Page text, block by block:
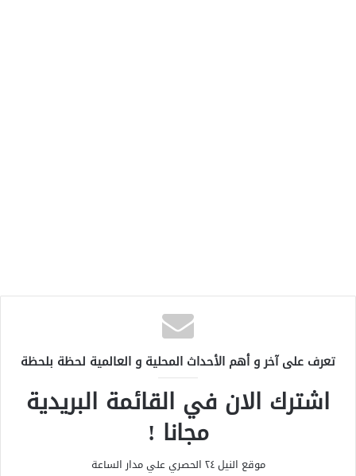
تعرف على آخر و أهم الأحداث المحلية و العالمية لحظة بلحظة
اشترك الان في القائمة البريدية
مجانا !
موقع النيل ٢٤ الحصري علي مدار الساعة